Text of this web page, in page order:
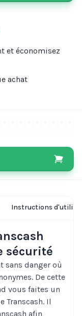
et économisez
achat
Instructions
sécurité
sans danger où
De cette
vous faites un
Transcash. Il
afin